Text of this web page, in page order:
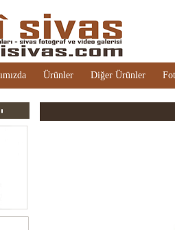
Ürünler Diğer Ürünler